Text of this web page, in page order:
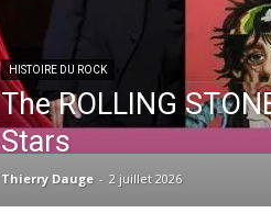
HISTOIRE DU ROCK
The ROLLING
Stars
Thierry Dauge - 2 juillet 2026